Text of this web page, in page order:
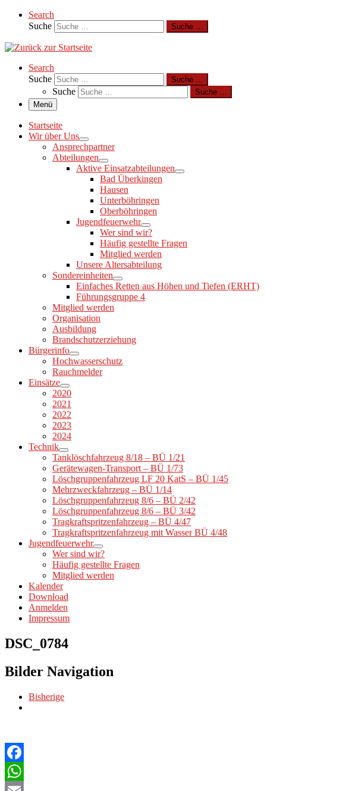
Search
Suche
Suche …
Search
Suche
Suche …
Suche
Suche …
Menü
Startseite
Wir über Uns
Ansprechpartner
Abteilungen
Aktive Einsatzabteilungen
Bad Überkingen
Hausen
Unterböhringen
Oberböhringen
Jugendfeuerwehr
Wer sind wir?
Häufig gestellte Fragen
Mitglied werden
Unsere Altersabteilung
Sondereinheiten
Einfaches Retten aus Höhen und Tiefen (ERHT)
Führungsgruppe 4
Mitglied werden
Organisation
Ausbildung
Brandschutzerziehung
Bürgerinfo
Hochwasserschutz
Rauchmelder
Einsätze
2020
2021
2022
2023
2024
Technik
Tanklöschfahrzeug 8/18 – BÜ 1/21
Gerätewagen-Transport – BÜ 1/73
Löschgruppenfahrzeug LF 20 KatS – BÜ 1/45
Mehrzweckfahrzeug – BÜ 1/14
Löschgruppenfahrzeug 8/6 – BÜ 2/42
Löschgruppenfahrzeug 8/6 – BÜ 3/42
Tragkraftspritzenfahrzeug – BÜ 4/47
Tragkraftspritzenfahrzeug mit Wasser BÜ 4/48
Jugendfeuerwehr
Wer sind wir?
Häufig gestellte Fragen
Mitglied werden
Kalender
Download
Anmelden
Impressum
DSC_0784
Bilder Navigation
Bisherige
Facebook